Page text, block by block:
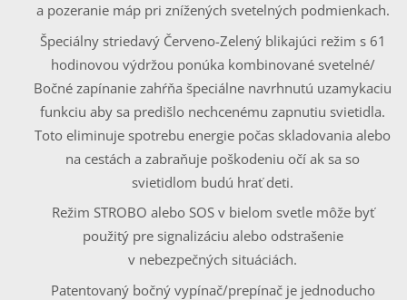
a pozeranie máp pri znížených svetelných podmienkach.
Špeciálny striedavý Červeno-Zelený blikajúci režim s 61
hodinovou výdržou ponúka kombinované svetelné/
Bočné zapínanie zahŕňa špeciálne navrhnutú uzamykaciu
funkciu aby sa predišlo nechcenému zapnutiu svietidla.
Toto eliminuje spotrebu energie počas skladovania alebo
na cestách a zabraňuje poškodeniu očí ak sa so
svietidlom budú hrať deti.
Režim STROBO alebo SOS v bielom svetle môže byť
použitý pre signalizáciu alebo odstrašenie
v nebezpečných situáciách.
Patentovaný bočný vypínač/prepínač je jednoducho